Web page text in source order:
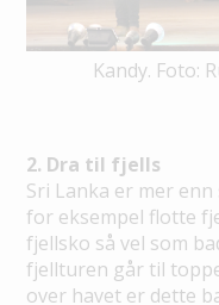
Kandy. Foto:
2. Dra til fjells
Sri Lanka er mer
for eksempel flotte
fjellsko så vel som
fjellturen går til
over havet er dette